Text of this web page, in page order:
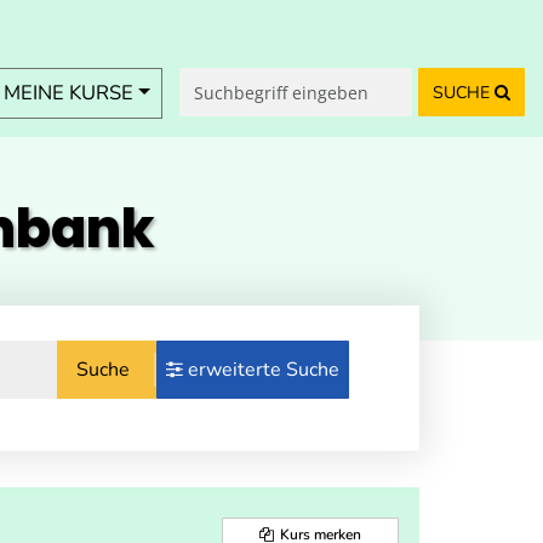
KURSE SUCHE
Suche erweiterte Suche
Kurs merken